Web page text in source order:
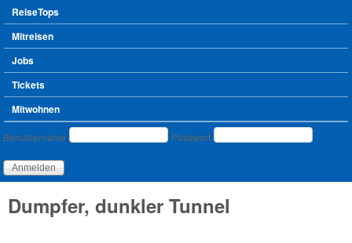
ReiseTops
Mitreisen
Jobs
Tickets
Mitwohnen
Benutzeranmeldung
Benutzername Passwort
Dumpfer, dunkler Tunnel